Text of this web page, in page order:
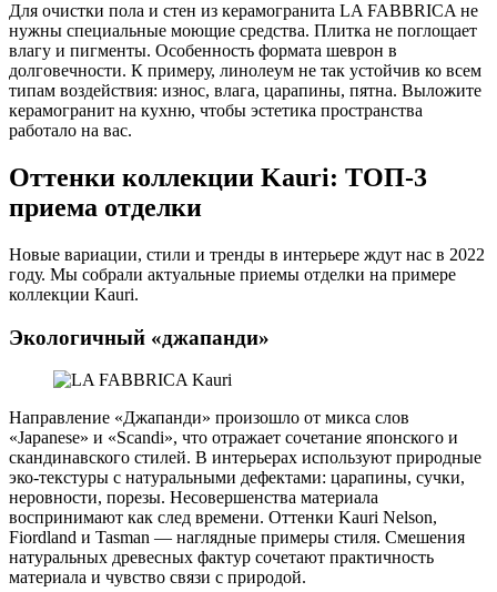
Для очистки пола и стен из керамогранита LA FABBRICA не
нужны специальные моющие средства. Плитка не поглощает
влагу и пигменты. Особенность формата шеврон в
долговечности. К примеру, линолеум не так устойчив ко всем
типам воздействия: износ, влага, царапины, пятна. Выложите
керамогранит на кухню, чтобы эстетика пространства
работало на вас.
Оттенки коллекции Kauri: ТОП-3
приема отделки
Новые вариации, стили и тренды в интерьере ждут нас в 2022
году. Мы собрали актуальные приемы отделки на примере
коллекции Kauri.
Экологичный «джапанди»
Направление «Джапанди» произошло от микса слов
«Japanese» и «Scandi», что отражает сочетание японского и
скандинавского стилей. В интерьерах используют природные
эко-текстуры с натуральными дефектами: царапины, сучки,
неровности, порезы. Несовершенства материала
воспринимают как след времени. Оттенки Kauri Nelson,
Fiordland и Tasman — наглядные примеры стиля. Смешения
натуральных древесных фактур сочетают практичность
материала и чувство связи с природой.